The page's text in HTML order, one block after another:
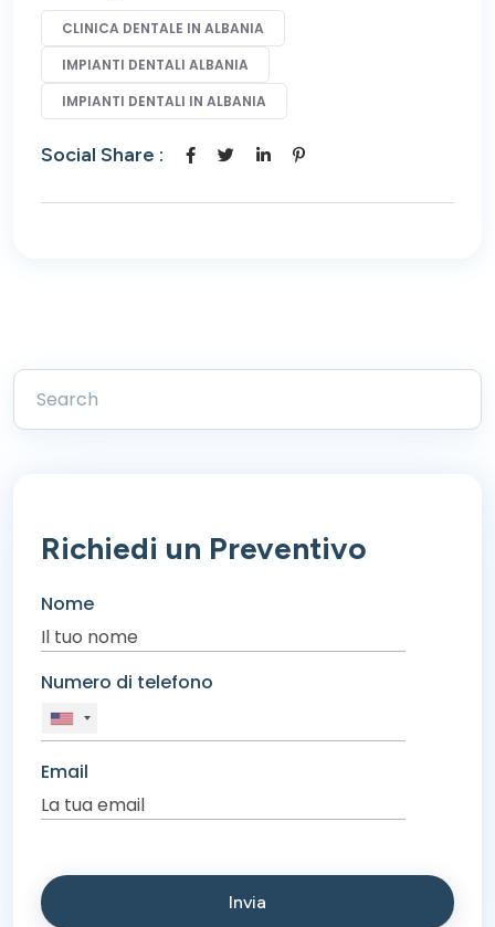
CLINICA DENTALE IN ALBANIA
IMPIANTI DENTALI ALBANIA
IMPIANTI DENTALI IN ALBANIA
Social Share :
Richiedi un Preventivo
Nome
Numero di telefono
Email